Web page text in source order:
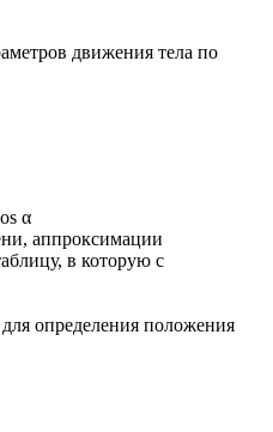
движения тела по
α
аппроксимации
в которую с
определения положения